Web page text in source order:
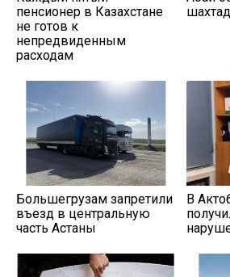
пенсионер в Казахстане
не готов к
непредвиденным
расходам
Большегрузам запретили
въезд в центральную
часть Астаны
В